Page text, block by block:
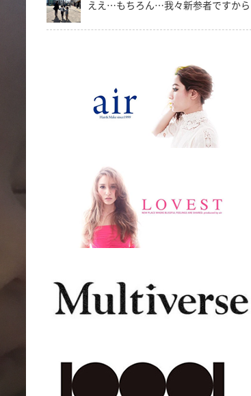
ええ…もちろん…我々新参者ですから